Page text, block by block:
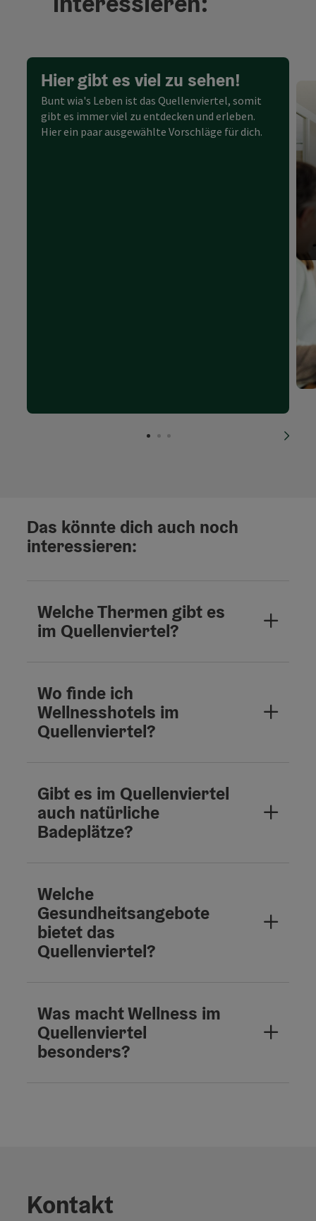
Hier gibt es viel zu sehen!
Bunt wia's Leben ist das Quellenviertel, somit
gibt es immer viel zu entdecken und erleben.
Hier ein paar ausgewählte Vorschläge für dich.
Das könnte dich auch noch
interessieren:
Welche Thermen gibt es
im Quellenviertel?
Wo finde ich
Wellnesshotels im
Quellenviertel?
Gibt es im Quellenviertel
auch natürliche
Badeplätze?
Welche
Gesundheitsangebote
bietet das
Quellenviertel?
Was macht Wellness im
Quellenviertel
besonders?
Kontakt